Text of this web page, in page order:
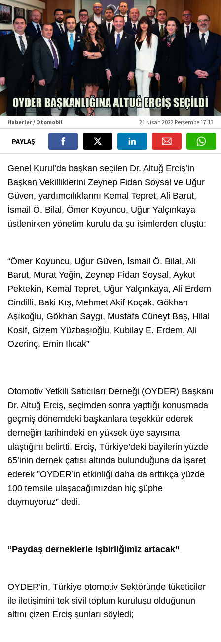
Haberler / Otomobil 21 Nisan 2022 Perşembe 17:13
PAYLAŞ
Genel Kurul’da başkan seçilen Dr. Altuğ Erciş’in
Başkan Vekilliklerini Zeynep Fidan Soysal ve Uğur
Güven, yardımcılıklarını Kemal Tepret, Ali Barut,
İsmail Ö. Bilal, Ömer Koyuncu, Uğur Yalçınkaya
üstlenirken yönetim kurulu da şu isimlerden oluştu:
“Ömer Koyuncu, Uğur Güven, İsmail Ö. Bilal, Ali
Barut, Murat Yeğin, Zeynep Fidan Soysal, Aykut
Pektekin, Kemal Tepret, Uğur Yalçınkaya, Ali Erdem
Cindilli, Baki Kış, Mehmet Akif Koçak, Gökhan
Aşıkoğlu, Gökhan Saygı, Mustafa Cüneyt Baş, Hilal
Kosif, Gizem Yüzbaşıoğlu, Kubilay E. Erdem, Ali
Özerinç, Emin Ilıcak”
Otomotiv Yetkili Satıcıları Derneği (OYDER) Başkanı
Dr. Altuğ Erciş, seçimden sonra yaptığı konuşmada
geçmiş dönemdeki başkanlara teşekkür ederek
derneğin tarihindeki en yüksek üye sayısına
ulaştığını belirtti. Erciş, Türkiye’deki bayilerin yüzde
65’inin dernek çatısı altında bulunduğuna da işaret
ederek ”OYDER’in etkinliği daha da arttıkça yüzde
100 temsile ulaşacağımızdan hiç şüphe
duymuyoruz” dedi.
“Paydaş derneklerle işbirliğimiz artacak”
OYDER’in, Türkiye otomotiv Sektöründe tüketiciler
ile iletişimini tek sivil toplum kuruluşu olduğunun
altını çizen Erciş şunları söyledi;